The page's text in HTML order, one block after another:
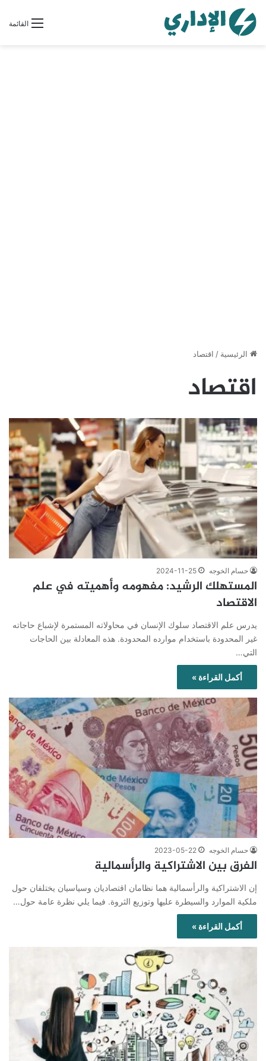
القائمة
الرئيسية / اقتصاد
اقتصاد
حسام الخوجه 2024-11-25
المستهلك الرشيد: مفهومه وأهميته في علم
الاقتصاد
يدرس علم الاقتصاد سلوك الإنسان في محاولاته المستمرة لإشباع حاجاته
غير المحدودة باستخدام موارده المحدودة. هذه المعادلة بين الحاجات
التي…
أكمل القراءة »
حسام الخوجه 2023-05-22
الفرق بين الاشتراكية والرأسمالية
إن الاشتراكية والرأسمالية هما نظامان اقتصاديان وسياسيان يختلفان حول
ملكية الموارد والسيطرة عليها وتوزيع الثروة. فيما يلي نظرة عامة حول…
أكمل القراءة »